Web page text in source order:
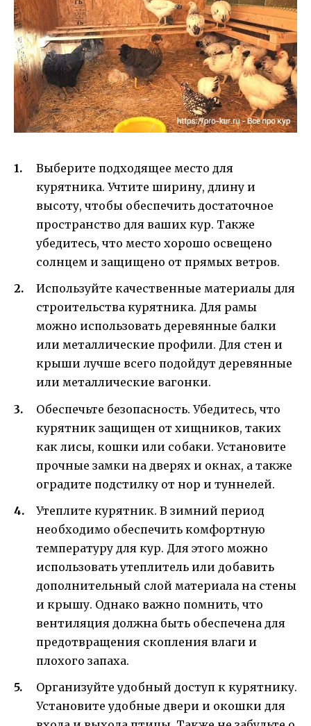
Выберите подходящее место для
курятника. Учтите ширину, длину и
высоту, чтобы обеспечить достаточное
пространство для ваших кур. Также
убедитесь, что место хорошо освещено
солнцем и защищено от прямых ветров.
Используйте качественные материалы для
строительства курятника. Для рамы
можно использовать деревянные балки
или металлические профили. Для стен и
крыши лучше всего подойдут деревянные
или металлические вагонки.
Обеспечьте безопасность. Убедитесь, что
курятник защищен от хищников, таких
как лисы, кошки или собаки. Установите
прочные замки на дверях и окнах, а также
оградите подстилку от нор и туннелей.
Утеплите курятник. В зимний период
необходимо обеспечить комфортную
температуру для кур. Для этого можно
использовать утеплитель или добавить
дополнительный слой материала на стены
и крышу. Однако важно помнить, что
вентиляция должна быть обеспечена для
предотвращения скопления влаги и
плохого запаха.
Организуйте удобный доступ к курятнику.
Установите удобные двери и окошки для